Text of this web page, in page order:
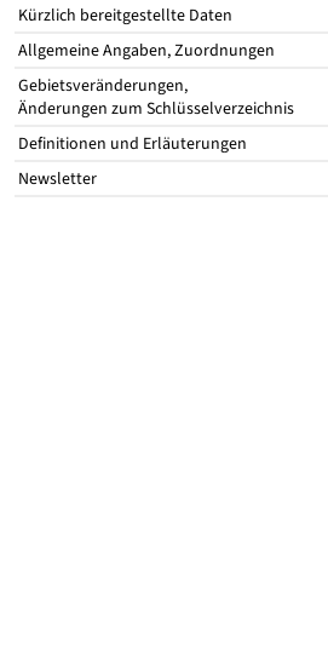
Kürzlich bereitgestellte Daten
Allgemeine Angaben, Zuordnungen
Gebietsveränderungen,
Änderungen zum Schlüsselverzeichnis
Definitionen und Erläuterungen
Newsletter